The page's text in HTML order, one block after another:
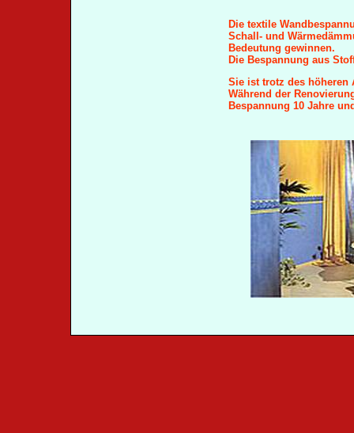
Die textile
Schall- und
Bedeutung gewinnen.
Die Bespannung aus
Sie ist trotz des höheren
Während der
Bespannung 10 Jahre